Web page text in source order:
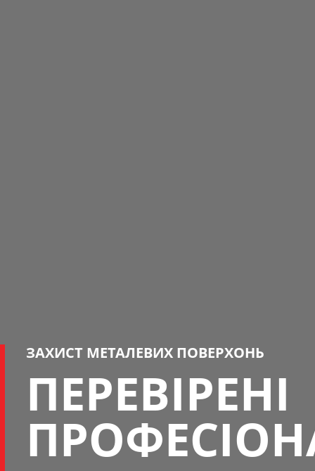
ЗАХИСТ МЕТАЛЕВИХ ПОВЕРХОНЬ
ПЕРЕВІРЕНІ